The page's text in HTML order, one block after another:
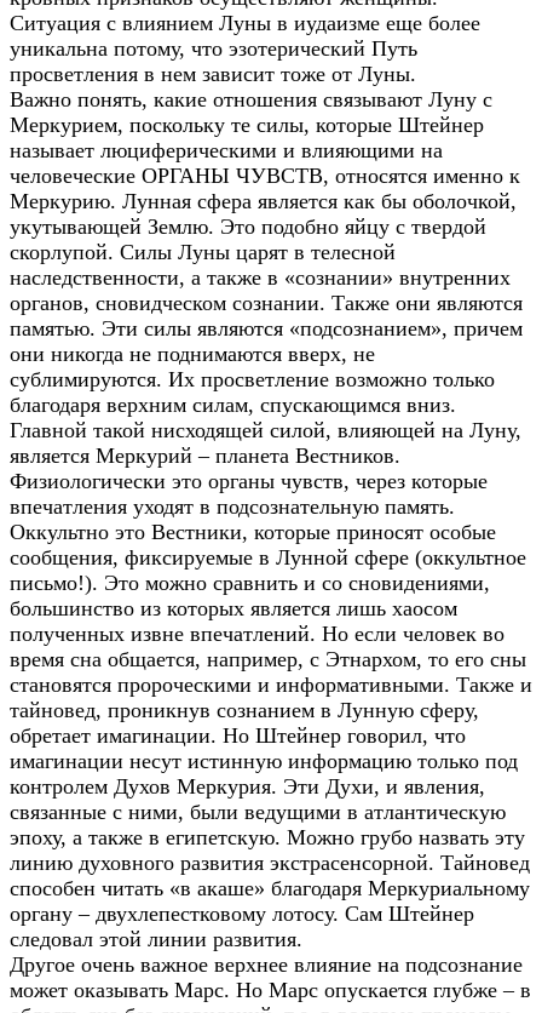
Ситуация с влиянием Луны в иудаизме еще более
уникальна потому, что эзотерический Путь
просветления в нем зависит тоже от Луны.
Важно понять, какие отношения связывают Луну с
Меркурием, поскольку те силы, которые Штейнер
называет люциферическими и влияющими на
человеческие ОРГАНЫ ЧУВСТВ, относятся именно к
Меркурию. Лунная сфера является как бы оболочкой,
укутывающей Землю. Это подобно яйцу с твердой
скорлупой. Силы Луны царят в телесной
наследственности, а также в «сознании» внутренних
органов, сновидческом сознании. Также они являются
памятью. Эти силы являются «подсознанием», причем
они никогда не поднимаются вверх, не
сублимируются. Их просветление возможно только
благодаря верхним силам, спускающимся вниз.
Главной такой нисходящей силой, влияющей на Луну,
является Меркурий – планета Вестников.
Физиологически это органы чувств, через которые
впечатления уходят в подсознательную память.
Оккультно это Вестники, которые приносят особые
сообщения, фиксируемые в Лунной сфере (оккультное
письмо!). Это можно сравнить и со сновидениями,
большинство из которых является лишь хаосом
полученных извне впечатлений. Но если человек во
время сна общается, например, с Этнархом, то его сны
становятся пророческими и информативными. Также и
тайновед, проникнув сознанием в Лунную сферу,
обретает имагинации. Но Штейнер говорил, что
имагинации несут истинную информацию только под
контролем Духов Меркурия. Эти Духи, и явления,
связанные с ними, были ведущими в атлантическую
эпоху, а также в египетскую. Можно грубо назвать эту
линию духовного развития экстрасенсорной. Тайновед
способен читать «в акаше» благодаря Меркуриальному
органу – двухлепестковому лотосу. Сам Штейнер
следовал этой линии развития.
Другое очень важное верхнее влияние на подсознание
может оказывать Марс. Но Марс опускается глубже – в